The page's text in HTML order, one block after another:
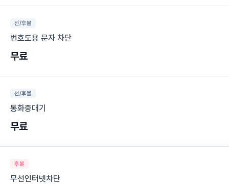
선/후불
번호도용 문자 차단
무료
선/후불
통화중대기
무료
후불
무선인터넷차단